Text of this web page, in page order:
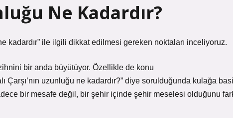
Ne Kadardır?
kadardır” ile ilgili dikkat edilmesi gereken noktaları inceliyoruz.
bir anda büyütüyor. Özellikle de konu
uzunluğu ne kadardır?” diye sorulduğunda kulağa
bir mesafe değil, bir şehir içinde şehir meselesi olduğunu